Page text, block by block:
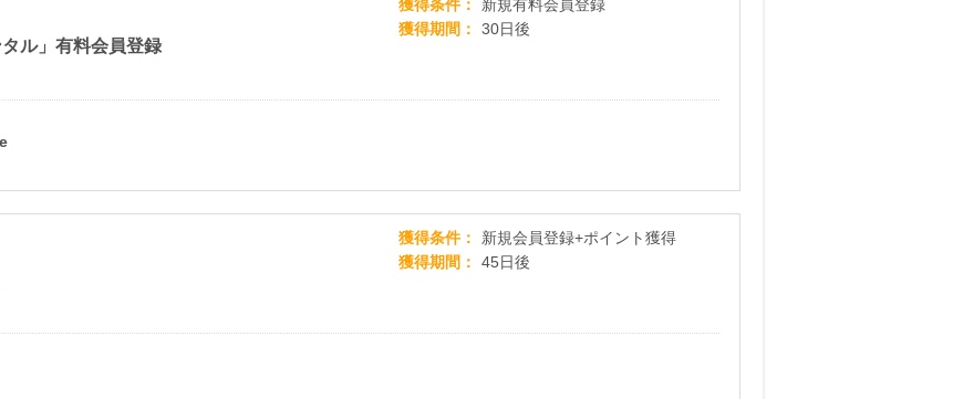
タル」有料会員登録
獲得条件
新規有料会員登録
獲得期間
30日後
獲得条件
新規会員登録+ポイント獲得
獲得期間
45日後